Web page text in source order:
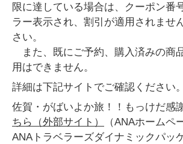
限に達している場合は、クーポン番
ラー表示され、割引が適用されませ
さい。
また、既にご予約、購入済みの商
用はできません。
詳細は下記サイトでご確認ください。
佐賀・がばいよか旅！！もっけだ感
ちら（外部サイト）
（ANAホームペ
ANAトラベラーズダイナミックパッ